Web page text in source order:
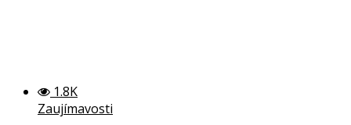
1.8K
Zaujímavosti